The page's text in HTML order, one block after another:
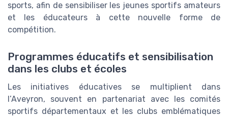
sports, afin de sensibiliser les jeunes sportifs amateurs
et les éducateurs à cette nouvelle forme de
compétition.
Programmes éducatifs et sensibilisation
dans les clubs et écoles
Les initiatives éducatives se multiplient dans
l’Aveyron, souvent en partenariat avec les comités
sportifs départementaux et les clubs emblématiques